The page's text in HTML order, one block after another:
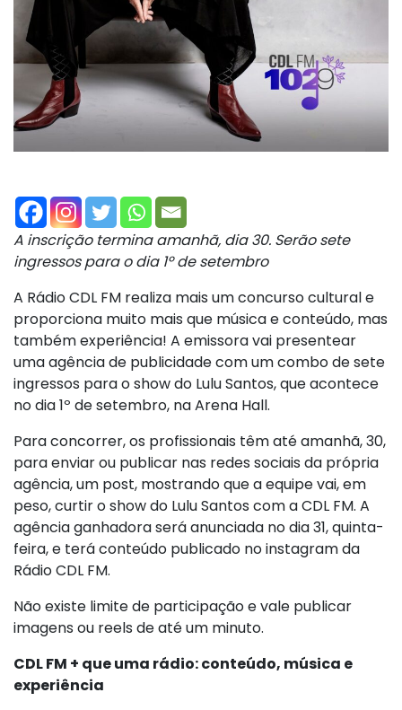
A inscrição termina amanhã, dia 30. Serão sete
ingressos para o dia 1º de setembro
A Rádio CDL FM realiza mais um concurso cultural e
proporciona muito mais que música e conteúdo, mas
também experiência! A emissora vai presentear
uma agência de publicidade com um combo de sete
ingressos para o show do Lulu Santos, que acontece
no dia 1º de setembro, na Arena Hall.
Para concorrer, os profissionais têm até amanhã, 30,
para enviar ou publicar nas redes sociais da própria
agência, um post, mostrando que a equipe vai, em
peso, curtir o show do Lulu Santos com a CDL FM. A
agência ganhadora será anunciada no dia 31, quinta-
feira, e terá conteúdo publicado no instagram da
Rádio CDL FM.
Não existe limite de participação e vale publicar
imagens ou reels de até um minuto.
CDL FM + que uma rádio: conteúdo, música e
experiência